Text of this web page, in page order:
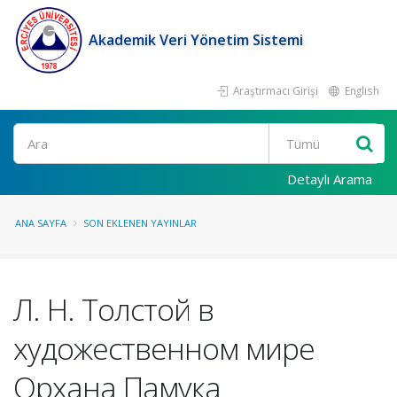
Akademik Veri Yönetim Sistemi
Araştırmacı Girişi English
Ara
Detaylı Arama
ANA SAYFA SON EKLENEN YAYINLAR
Л. Н. Толстой в
художественном мире
Орхана Памука